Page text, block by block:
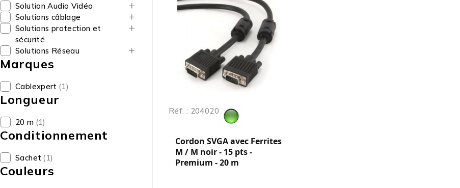
Solution Audio Vidéo
Solutions câblage
Solutions protection et
sécurité
Solutions Réseau
Marques
Cablexpert (1)
Longueur
20 m (1)
Conditionnement
Sachet (1)
Couleurs
Réf. : 204020
Cordon SVGA avec Ferrites
M / M noir - 15 pts -
Premium - 20 m